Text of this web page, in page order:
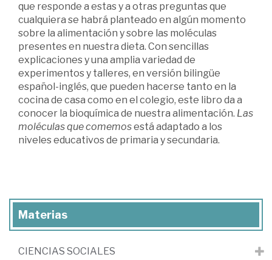
que responde a estas y a otras preguntas que
cualquiera se habrá planteado en algún momento
sobre la alimentación y sobre las moléculas
presentes en nuestra dieta. Con sencillas
explicaciones y una amplia variedad de
experimentos y talleres, en versión bilingüe
español-inglés, que pueden hacerse tanto en la
cocina de casa como en el colegio, este libro da a
conocer la bioquímica de nuestra alimentación. Las
moléculas que comemosestá adaptado a los
niveles educativos de primaria y secundaria.
Materias
CIENCIAS SOCIALES